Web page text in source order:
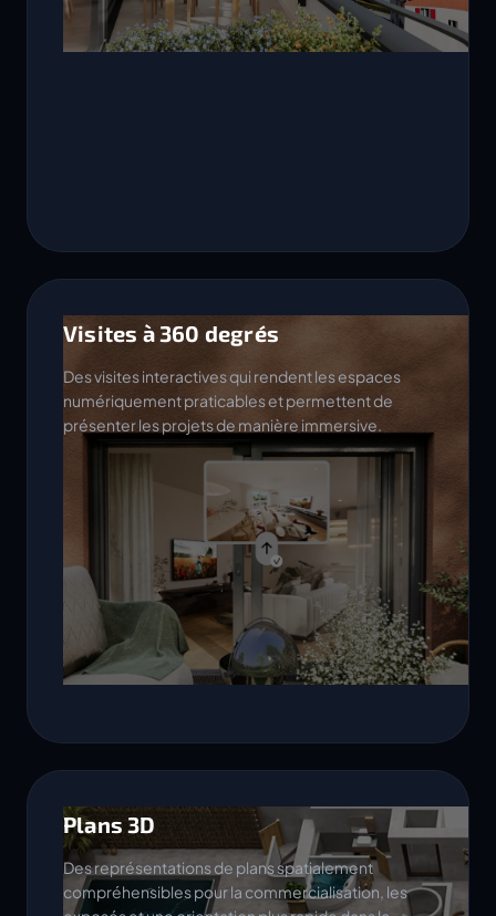
Visites à 360 degrés
Des visites interactives qui rendent les espaces
numériquement praticables et permettent de
présenter les projets de manière immersive.
Plans 3D
Des représentations de plans spatialement
compréhensibles pour la commercialisation, les